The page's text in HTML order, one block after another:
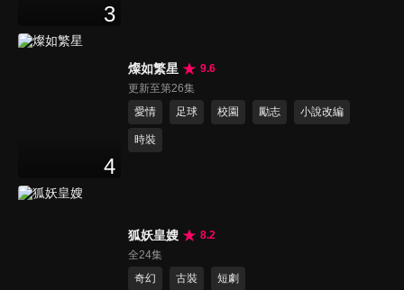
3
4
燦如繁星
9.6
更新至第26集
愛情
足球 校園 勵志 小說改編
時裝
狐妖皇嫂
8.2
全24集
奇幻
古裝 短劇